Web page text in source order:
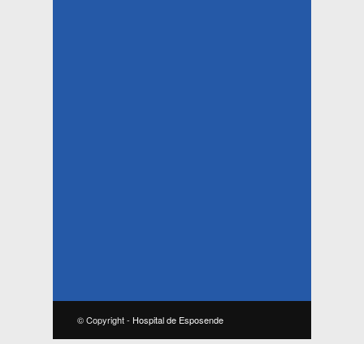
© Copyright - Hospital de Esposende